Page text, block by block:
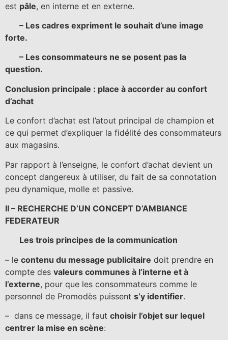
est pâle, en interne et en externe.
– Les cadres expriment le souhait d’une image
forte.
– Les consommateurs ne se posent pas la
question.
Conclusion principale : place à accorder au confort
d’achat
Le confort d’achat est l’atout principal de champion et
ce qui permet d’expliquer la fidélité des consommateurs
aux magasins.
Par rapport à l’enseigne, le confort d’achat devient un
concept dangereux à utiliser, du fait de sa connotation
peu dynamique, molle et passive.
II – RECHERCHE D’UN CONCEPT D’AMBIANCE
FEDERATEUR
Les trois principes de la communication
– le contenu du message publicitaire doit prendre en
compte des valeurs communes à l’interne et à
l’externe, pour que les consommateurs comme le
personnel de Promodès puissent s’y identifier.
– dans ce message, il faut choisir l’objet sur lequel
centrer la mise en scène: